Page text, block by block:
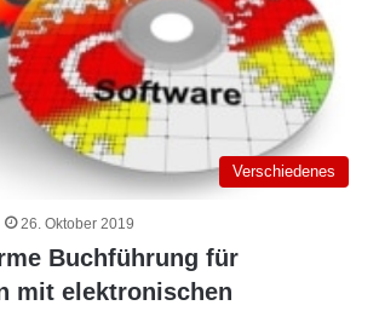
Verschiedenes
26. Oktober 2019
Buchführung für
mit elektronischen